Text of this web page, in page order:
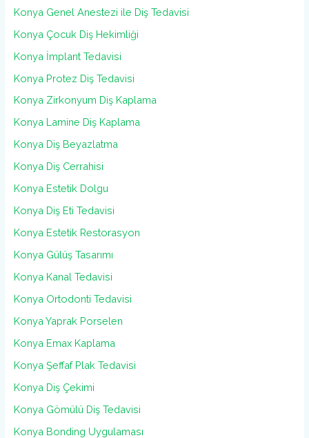
Konya Genel Anestezi ile Diş Tedavisi
Konya Çocuk Diş Hekimliği
Konya İmplant Tedavisi
Konya Protez Diş Tedavisi
Konya Zirkonyum Diş Kaplama
Konya Lamine Diş Kaplama
Konya Diş Beyazlatma
Konya Diş Cerrahisi
Konya Estetik Dolgu
Konya Diş Eti Tedavisi
Konya Estetik Restorasyon
Konya Gülüş Tasarımı
Konya Kanal Tedavisi
Konya Ortodonti Tedavisi
Konya Yaprak Porselen
Konya Emax Kaplama
Konya Şeffaf Plak Tedavisi
Konya Diş Çekimi
Konya Gömülü Diş Tedavisi
Konya Bonding Uygulaması